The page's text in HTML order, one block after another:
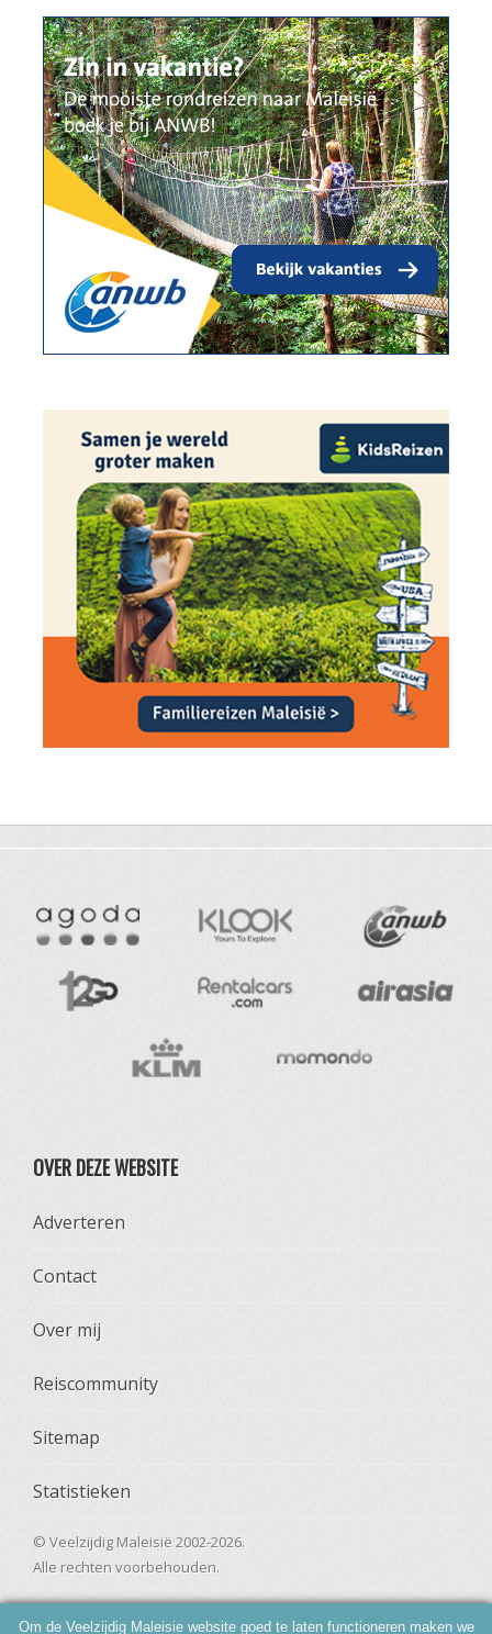
OVER DEZE WEBSITE
Adverteren
Contact
Over mij
Reiscommunity
Sitemap
Statistieken
© Veelzijdig Maleisië 2002-2026.
Alle rechten voorbehouden.
Om de Veelzijdig Maleisie website goed te laten functioneren maken we